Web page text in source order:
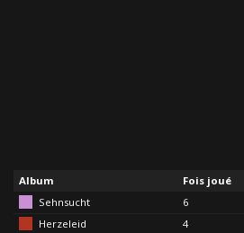
Album
Fois joué
Sehnsucht
6
Herzeleid
4